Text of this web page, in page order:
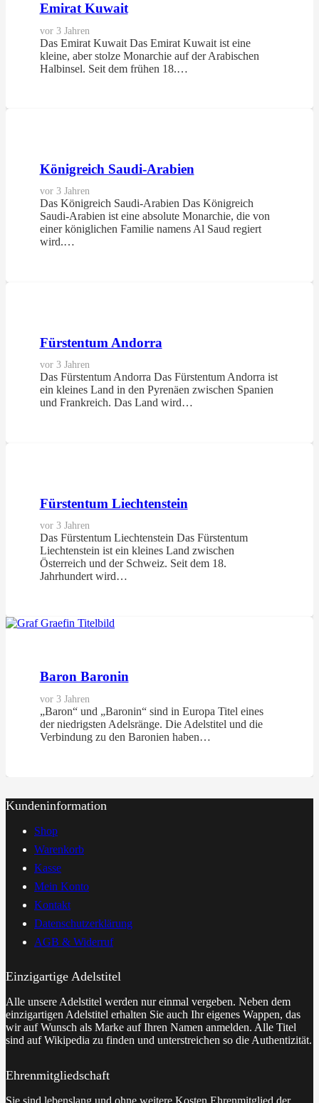
Emirat Kuwait
vor 3 Jahren
Das Emirat Kuwait Das Emirat Kuwait ist eine
kleine, aber stolze Monarchie auf der Arabischen
Halbinsel. Seit dem frühen 18.…
Königreich Saudi-Arabien
vor 3 Jahren
Das Königreich Saudi-Arabien Das Königreich
Saudi-Arabien ist eine absolute Monarchie, die von
einer königlichen Familie namens Al Saud regiert
wird.…
Fürstentum Andorra
vor 3 Jahren
Das Fürstentum Andorra Das Fürstentum Andorra ist
ein kleines Land in den Pyrenäen zwischen Spanien
und Frankreich. Das Land wird…
Fürstentum Liechtenstein
vor 3 Jahren
Das Fürstentum Liechtenstein Das Fürstentum
Liechtenstein ist ein kleines Land zwischen
Österreich und der Schweiz. Seit dem 18.
Jahrhundert wird…
Baron Baronin
vor 3 Jahren
„Baron“ und „Baronin“ sind in Europa Titel eines
der niedrigsten Adelsränge. Die Adelstitel und die
Verbindung zu den Baronien haben…
Kundeninformation
Shop
Warenkorb
Kasse
Mein Konto
Kontakt
Datenschutzerklärung
AGB & Widerruf
Einzigartige Adelstitel
Alle unsere Adelstitel werden nur einmal vergeben. Neben dem
einzigartigen Adelstitel erhalten Sie auch Ihr eigenes Wappen, das
wir auf Wunsch als Marke auf Ihren Namen anmelden. Alle Titel
sind auf Wikipedia zu finden und unterstreichen so die Authentizität.
Ehrenmitgliedschaft
Sie sind lebenslang und ohne weitere Kosten Ehrenmitglied der